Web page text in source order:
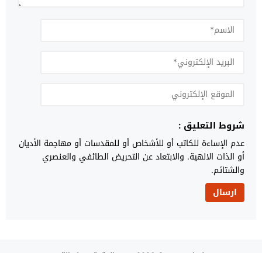
شروط التعليق :
عدم الإساءة للكاتب أو للأشخاص أو للمقدسات أو مهاجمة الأديان
أو الذات الالهية. والابتعاد عن التحريض الطائفي والعنصري
والشتائم.